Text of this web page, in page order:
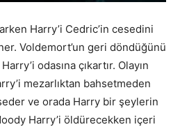
Harry’i Cedric’in cesedini
Voldemort’un geri döndüğünü
odasına çıkartır. Olayın
mezarlıktan bahsetmeden
ve orada Harry bir şeylerin
Harry’i öldürecekken içeri